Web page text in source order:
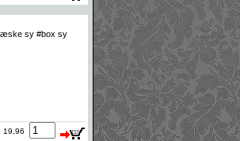
sy #box sy
19,96